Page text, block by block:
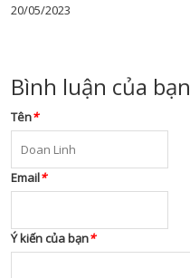
20/05/2023
Bình luận của bạn
Tên*
Email*
Ý kiến của bạn*